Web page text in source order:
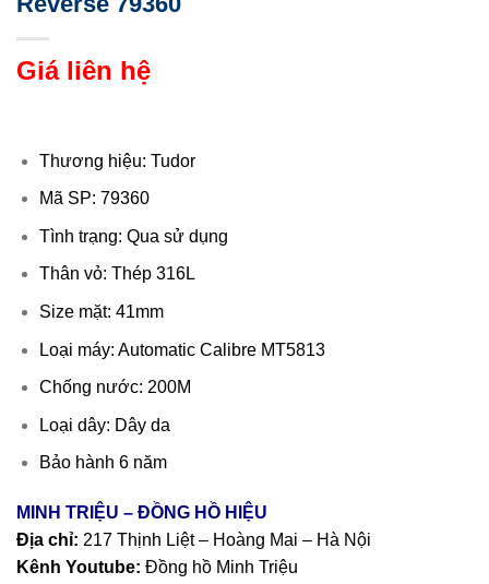
Giá liên hệ
Thương hiệu: Tudor
Mã SP: 79360
Tình trạng: Qua sử dụng
Thân vỏ: Thép 316L
Size mặt: 41mm
Loại máy: Automatic Calibre MT5813
Chống nước: 200M
Loại dây: Dây da
Bảo hành 6 năm
MINH TRIỆU – ĐỒNG HỒ HIỆU
Địa chỉ: 217 Thịnh Liệt – Hoàng Mai – Hà Nội
Kênh Youtube: Đồng hồ Minh Triệu